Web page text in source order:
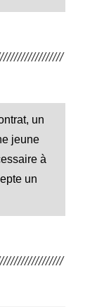
un
jeune
à
un